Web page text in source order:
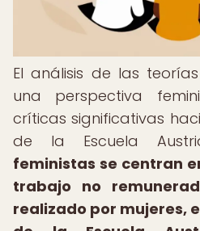
El análisis de las
una perspectiva
críticas significativas
de la Escuela
feministas se centran
trabajo no
realizado por mujeres,